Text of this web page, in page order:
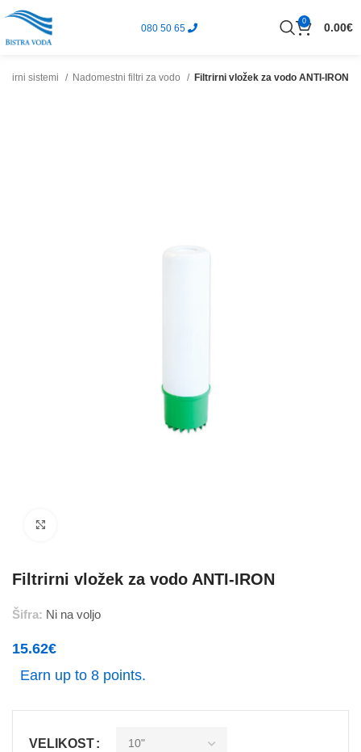
080 50 65
0 0.00€
sistemi Nadomestni filtri za vodo Filtrirni vložek za vodo ANTI-IRON
Filtrirni vložek za vodo ANTI-IRON
Šifra: Ni na voljo
15.62€
Earn up to 8 points.
VELIKOST